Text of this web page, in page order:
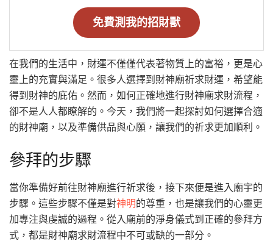
免費測我的招財獸
在我們的生活中，財運不僅僅代表著物質上的富裕，更是心
靈上的充實與滿足。很多人選擇到財神廟祈求財運，希望能
得到財神的庇佑。然而，如何正確地進行財神廟求財流程，
卻不是人人都瞭解的。今天，我們將一起探討如何選擇合適
的財神廟，以及準備供品與心願，讓我們的祈求更加順利。
參拜的步驟
當你準備好前往財神廟進行祈求後，接下來便是進入廟宇的
步驟。這些步驟不僅是對神明的尊重，也是讓我們的心靈更
加專注與虔誠的過程。從入廟前的淨身儀式到正確的參拜方
式，都是財神廟求財流程中不可或缺的一部分。